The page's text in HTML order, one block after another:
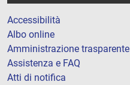
Accessibilità
Albo online
Amministrazione trasparente
Assistenza e FAQ
Atti di notifica